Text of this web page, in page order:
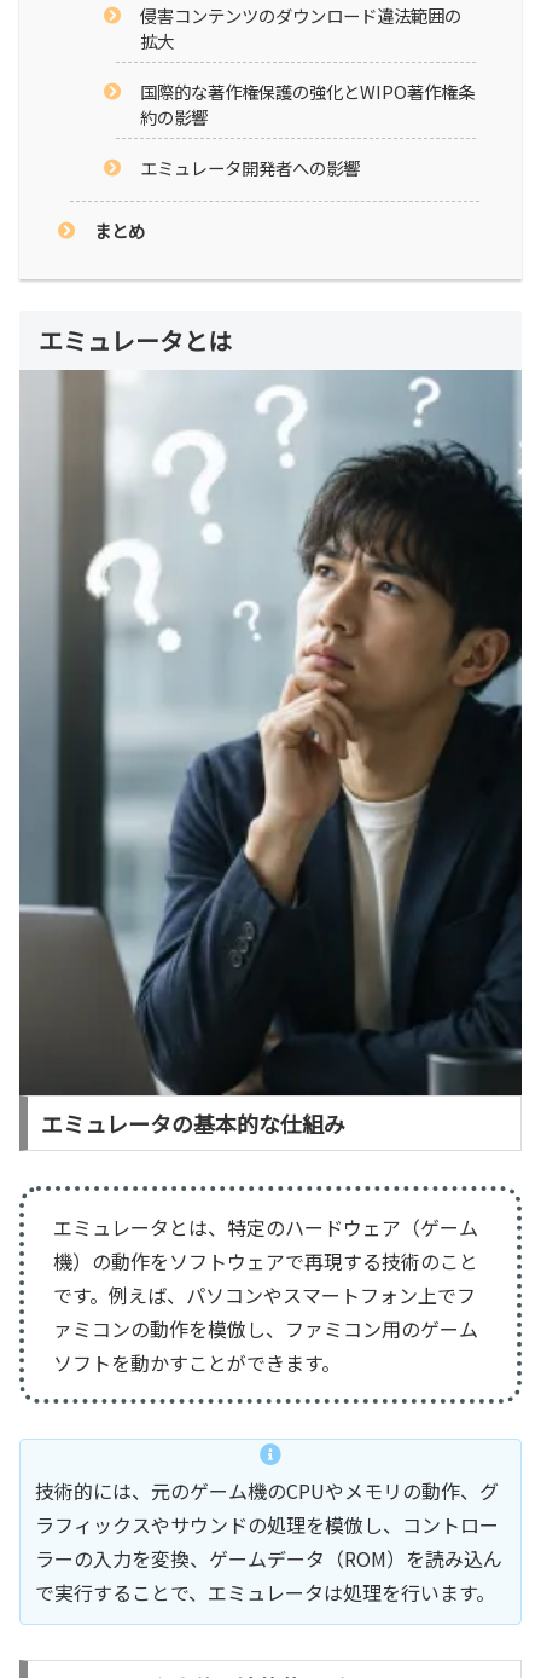
侵害コンテンツのダウンロード違法範囲の
拡大
国際的な著作権保護の強化とWIPO著作権条
約の影響
エミュレータ開発者への影響
まとめ
エミュレータとは
エミュレータの基本的な仕組み
エミュレータとは、特定のハードウェア（ゲーム
機）の動作をソフトウェアで再現する技術のこと
です。例えば、パソコンやスマートフォン上でフ
ァミコンの動作を模倣し、ファミコン用のゲーム
ソフトを動かすことができます。
技術的には、元のゲーム機のCPUやメモリの動作、グ
ラフィックスやサウンドの処理を模倣し、コントロー
ラーの入力を変換、ゲームデータ（ROM）を読み込ん
で実行することで、エミュレータは処理を行います。